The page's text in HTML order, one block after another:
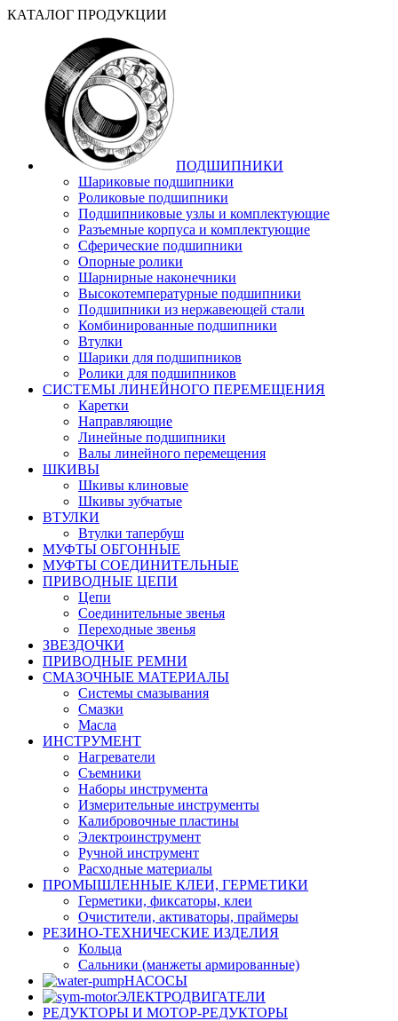
КАТАЛОГ ПРОДУКЦИИ
ПОДШИПНИКИ
Шариковые подшипники
Роликовые подшипники
Подшипниковые узлы и комплектующие
Разъемные корпуса и комплектующие
Сферические подшипники
Опорные ролики
Шарнирные наконечники
Высокотемпературные подшипники
Подшипники из нержавеющей стали
Комбинированные подшипники
Втулки
Шарики для подшипников
Ролики для подшипников
СИСТЕМЫ ЛИНЕЙНОГО ПЕРЕМЕЩЕНИЯ
Каретки
Направляющие
Линейные подшипники
Валы линейного перемещения
ШКИВЫ
Шкивы клиновые
Шкивы зубчатые
ВТУЛКИ
Втулки тапербуш
МУФТЫ ОБГОННЫЕ
МУФТЫ СОЕДИНИТЕЛЬНЫЕ
ПРИВОДНЫЕ ЦЕПИ
Цепи
Соединительные звенья
Переходные звенья
ЗВЕЗДОЧКИ
ПРИВОДНЫЕ РЕМНИ
СМАЗОЧНЫЕ МАТЕРИАЛЫ
Системы смазывания
Смазки
Масла
ИНСТРУМЕНТ
Нагреватели
Съемники
Наборы инструмента
Измерительные инструменты
Калибровочные пластины
Электроинструмент
Ручной инструмент
Расходные материалы
ПРОМЫШЛЕННЫЕ КЛЕИ, ГЕРМЕТИКИ
Герметики, фиксаторы, клеи
Очистители, активаторы, праймеры
РЕЗИНО-ТЕХНИЧЕСКИЕ ИЗДЕЛИЯ
Кольца
Сальники (манжеты армированные)
НАСОСЫ
ЭЛЕКТРОДВИГАТЕЛИ
РЕДУКТОРЫ И МОТОР-РЕДУКТОРЫ